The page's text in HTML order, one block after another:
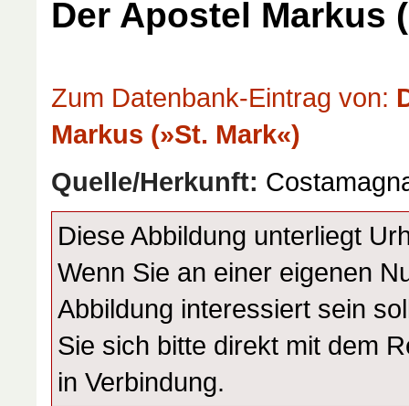
Der Apostel Markus
Zum Datenbank-Eintrag von:
Markus (»St. Mark«)
Quelle/Herkunft:
Diese Abbildung unterliegt
Wenn Sie an einer eigenen
Abbildung interessiert sein
Sie sich bitte direkt mit dem
in Verbindung.